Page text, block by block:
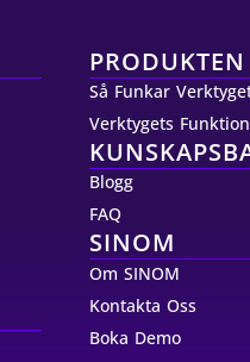
PRODUKTEN
Så Funkar
Verktygets
Blogg
FAQ
SINOM
Om SINOM
Kontakta Oss
Boka Demo